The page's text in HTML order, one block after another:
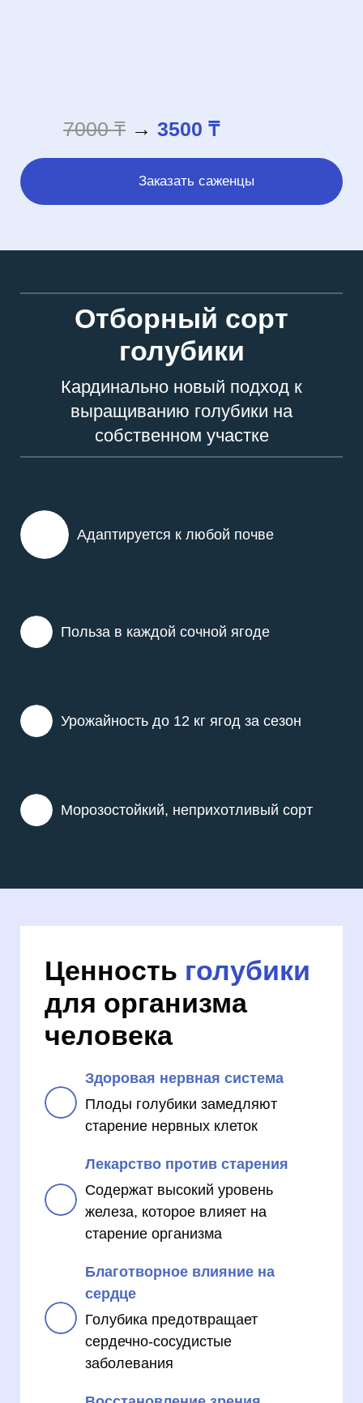
7000 ₸ → 3500 ₸
Заказать саженцы
Отборный сорт
голубики
Кардинально новый подход к
выращиванию голубики на
собственном участке
Адаптируется к любой почве
Польза в каждой сочной ягоде
Урожайность до 12 кг ягод за сезон
Морозостойкий, неприхотливый сорт
Ценность голубики
для организма
человека
Здоровая нервная система
Плоды голубики замедляют
старение нервных клеток
Лекарство против старения
Содержат высокий уровень
железа, которое влияет на
старение организма
Благотворное влияние на
сердце
Голубика предотвращает
сердечно-сосудистые
заболевания